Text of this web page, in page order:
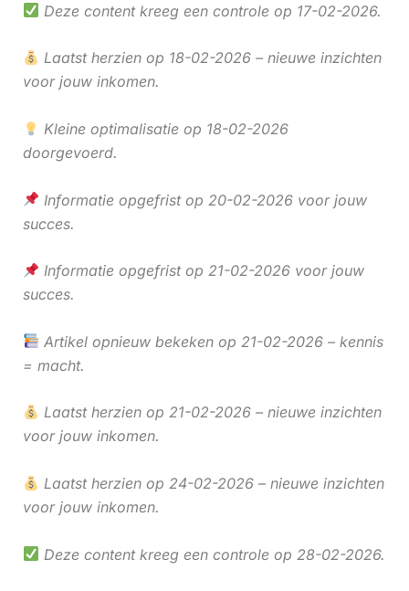
Deze content kreeg een controle op 17-02-2026.
Laatst herzien op 18-02-2026 – nieuwe inzichten
voor jouw inkomen.
Kleine optimalisatie op 18-02-2026
doorgevoerd.
Informatie opgefrist op 20-02-2026 voor jouw
succes.
Informatie opgefrist op 21-02-2026 voor jouw
succes.
Artikel opnieuw bekeken op 21-02-2026 – kennis
= macht.
Laatst herzien op 21-02-2026 – nieuwe inzichten
voor jouw inkomen.
Laatst herzien op 24-02-2026 – nieuwe inzichten
voor jouw inkomen.
Deze content kreeg een controle op 28-02-2026.